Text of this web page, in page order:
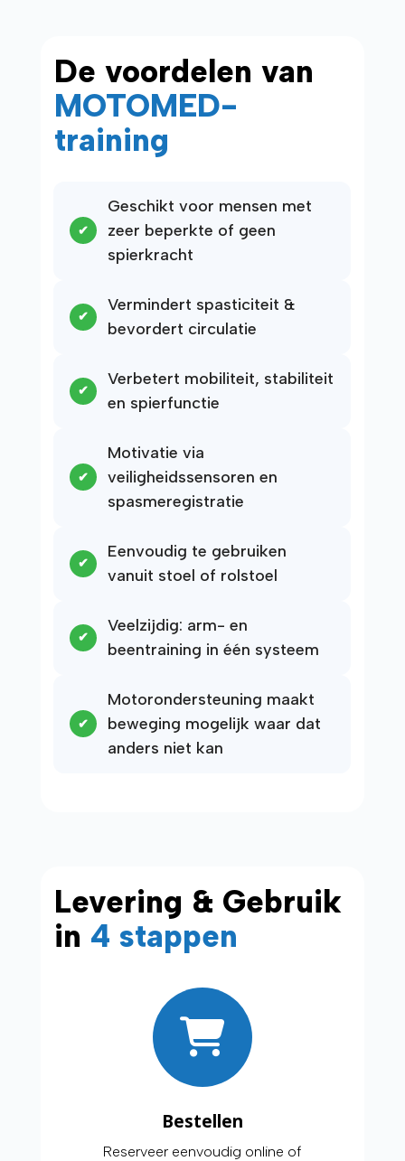
De voordelen van
MOTOMED-
training
Geschikt voor mensen met
zeer beperkte of geen
spierkracht
Vermindert spasticiteit &
bevordert circulatie
Verbetert mobiliteit, stabiliteit
en spierfunctie
Motivatie via
veiligheidssensoren en
spasmeregistratie
Eenvoudig te gebruiken
vanuit stoel of rolstoel
Veelzijdig: arm- en
beentraining in één systeem
Motorondersteuning maakt
beweging mogelijk waar dat
anders niet kan
Levering & Gebruik
in 4 stappen
Bestellen
Reserveer eenvoudig online of